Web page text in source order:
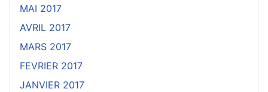
MAI 2017
AVRIL 2017
MARS 2017
FEVRIER 2017
JANVIER 2017